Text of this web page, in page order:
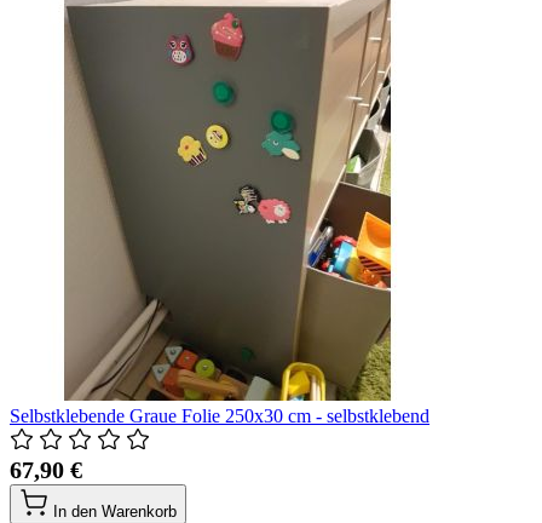
Selbstklebende Graue Folie 250x30 cm - selbstklebend
67,90 €
In den Warenkorb